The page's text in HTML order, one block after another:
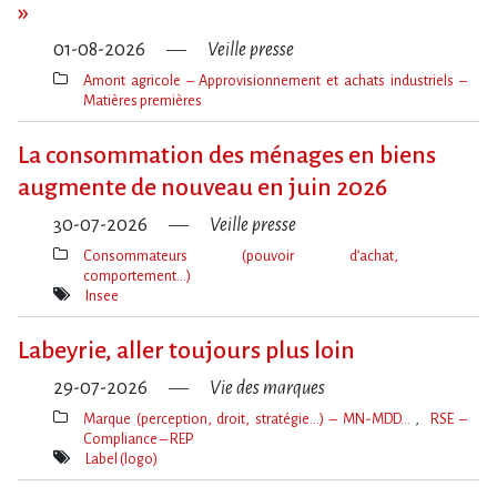
»
01-08-2026 Veille presse
Thèmes(s)
Amont agricole – Approvisionnement et achats industriels –
Matières premières
La consommation des ménages en biens
augmente de nouveau en juin 2026
30-07-2026 Veille presse
Thèmes(s)
Consommateurs (pouvoir d’achat,
comportement…)
Mot(s)-
Insee
Labeyrie, aller toujours plus loin
29-07-2026 Vie des marques
Thèmes(s)
Marque (perception, droit, stratégie…) – MN-MDD…
RSE –
Compliance – REP
Mot(s)-
Label (logo)